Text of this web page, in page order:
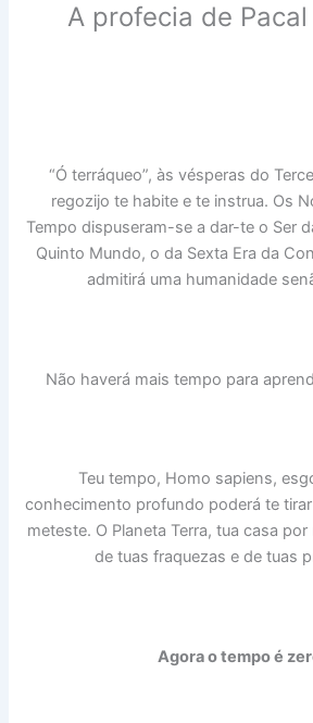
A profecia de
“Ó terráqueo”, às vésperas do
regozijo te habite e te instrua. Os
Tempo dispuseram-se a dar-te o Ser
Quinto Mundo, o da Sexta Era da
admitirá uma humanidade
Não haverá mais tempo para
Teu tempo, Homo sapiens,
conhecimento profundo poderá te
meteste. O Planeta Terra, tua casa
de tuas fraquezas e de tuas
Agora o tempo é